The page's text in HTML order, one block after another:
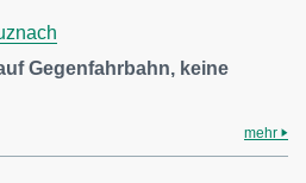
Gegenfahrbahn, keine
mehr